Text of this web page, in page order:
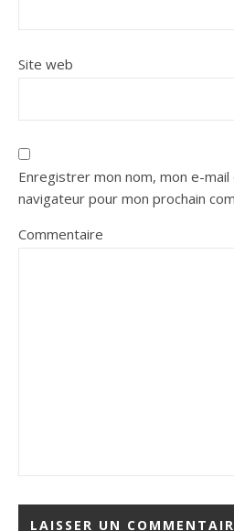
Site web
Enregistrer mon nom, mon e-
navigateur pour mon prochain
Commentaire